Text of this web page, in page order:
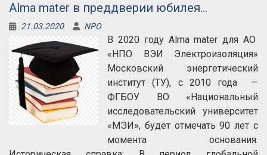
Alma mater в преддверии юбилея…
21.03.2020 NPO
В 2020 году Alma mater для АО
«НПО ВЭИ Электроизоляция»
Московский энергетический
институт (ТУ), с 2010 года —
ФГБОУ ВО «Национальный
исследовательский университет
«МЭИ», будет отмечать 90 лет с
момента основания.